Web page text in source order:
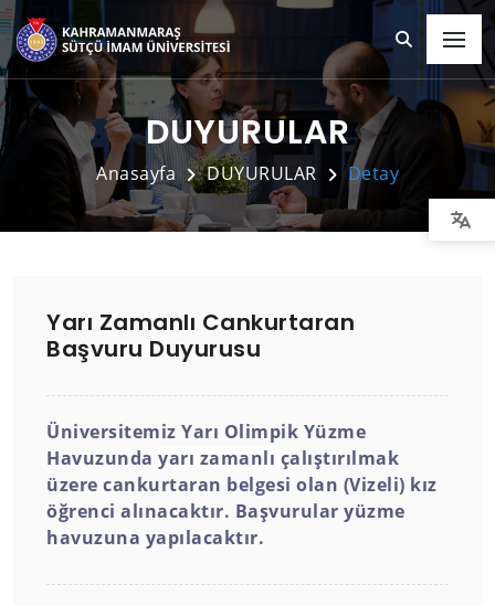
DUYURULAR
Anasayfa DUYURULAR Detay
Yarı Zamanlı Cankurtaran
Başvuru Duyurusu
Üniversitemiz Yarı Olimpik Yüzme
Havuzunda yarı zamanlı çalıştırılmak
üzere cankurtaran belgesi olan (Vizeli) kız
öğrenci alınacaktır. Başvurular yüzme
havuzuna yapılacaktır.